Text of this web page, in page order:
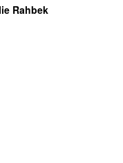
Rahbek